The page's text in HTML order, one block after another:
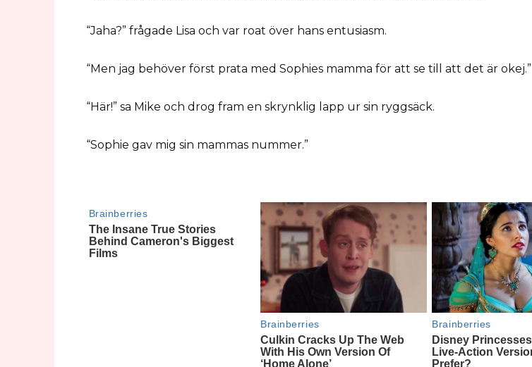
“Jaha?” frågade Lisa och var roat över hans entusiasm.
“Men jag behöver först prata med Sophies mamma för att se till att det är okej.”
“Här!” sa Mike och drog fram en skrynklig lapp ur sin ryggsäck.
“Sophie gav mig sin mammas nummer.”